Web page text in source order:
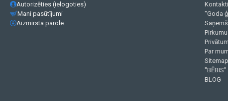
Autorizēties (ielogoties)
Mani pasūtījumi
Aizmirsta parole
Kontakti
"Goda
Par
BLOG